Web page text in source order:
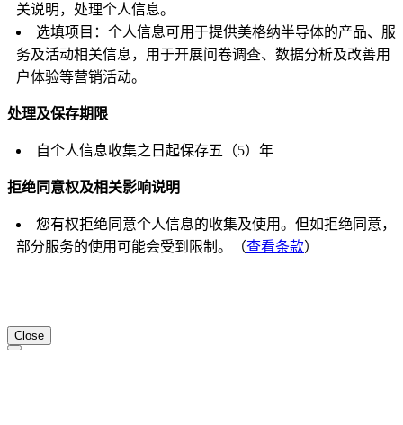
关说明，处理个人信息。
选填项目：个人信息可用于提供美格纳半导体的产品、服
务及活动相关信息，用于开展问卷调查、数据分析及改善用
户体验等营销活动。
处理及保存期限
自个人信息收集之日起保存五（5）年
拒绝同意权及相关影响说明
您有权拒绝同意个人信息的收集及使用。但如拒绝同意，
部分服务的使用可能会受到限制。（查看条款）
Close